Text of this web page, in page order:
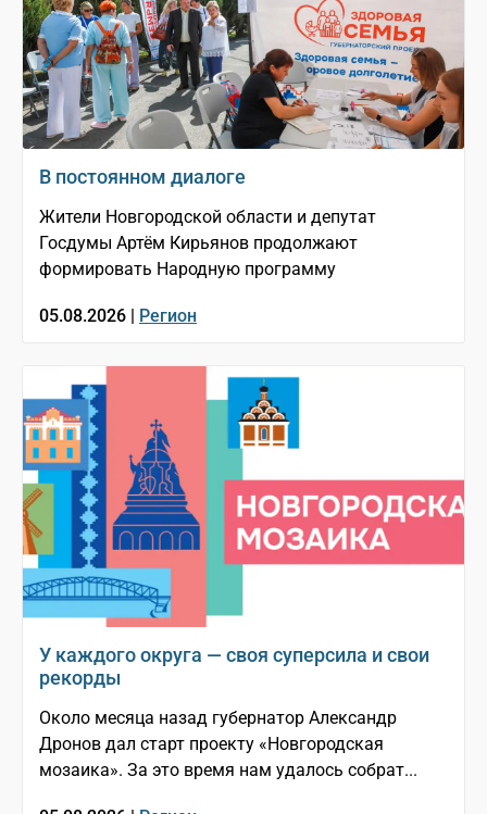
В постоянном диалоге
Жители Новгородской области и депутат
Госдумы Артём Кирьянов продолжают
формировать Народную программу
05.08.2026 | Регион
У каждого округа — своя суперсила и свои
рекорды
Около месяца назад губернатор Александр
Дронов дал старт проекту «Новгородская
мозаика». За это время нам удалось собрат...